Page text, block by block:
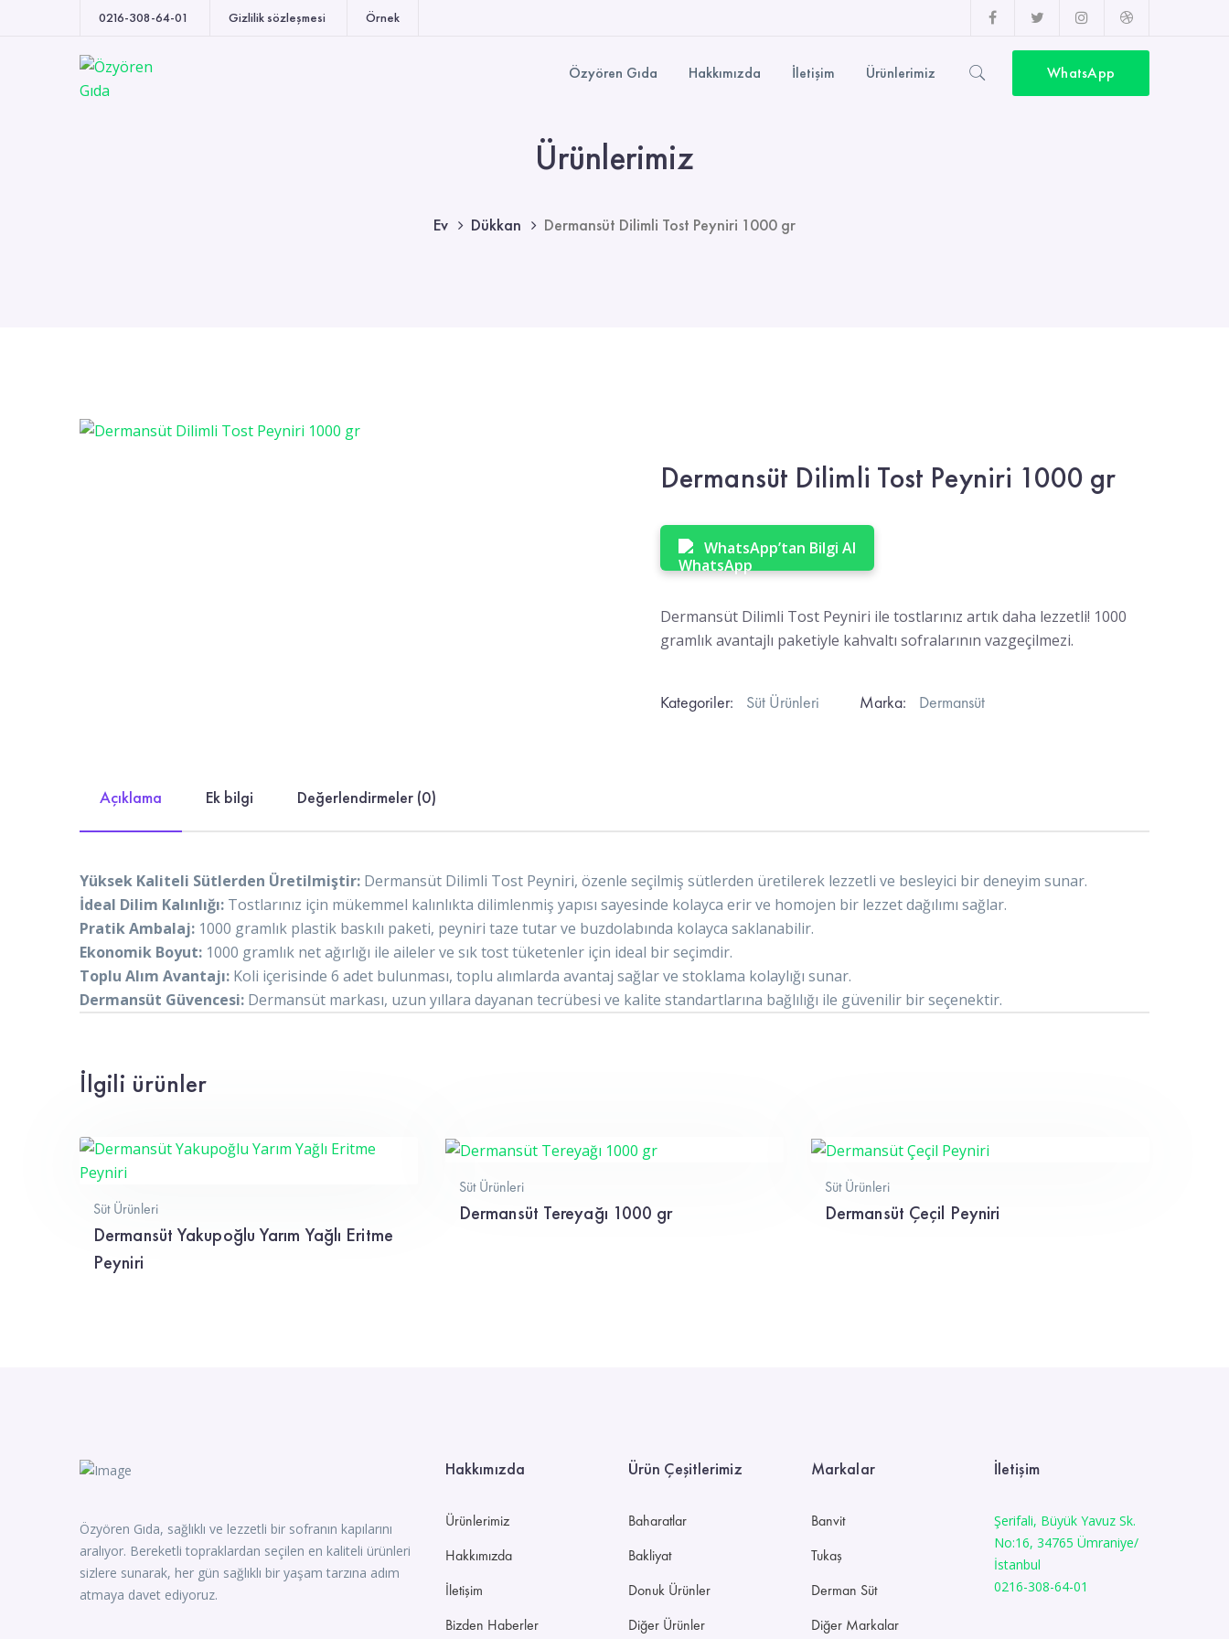
0216-308-64-01 Gizlilik sözleşmesi Örnek
Facebook
Profil
Twitter
Profil
Instagram
Profil
Top
sürme
WhatsApp
Özyören Gıda Hakkımızda İletişim Ürünlerimiz
Ürünlerimiz
Ev Dükkan Dermansüt Dilimli Tost Peyniri 1000 gr
Dermansüt Dilimli Tost Peyniri 1000 gr
WhatsApp’tan Bilgi Al
Dermansüt Dilimli Tost Peyniri ile tostlarınız artık daha lezzetli! 1000
gramlık avantajlı paketiyle kahvaltı sofralarının vazgeçilmezi.
Kategoriler: Süt Ürünleri Marka: Dermansüt
Açıklama Ek bilgi Değerlendirmeler (0)
Yüksek Kaliteli Sütlerden Üretilmiştir: Dermansüt Dilimli Tost Peyniri, özenle seçilmiş sütlerden üretilerek lezzetli ve besleyici bir deneyim sunar.
İdeal Dilim Kalınlığı: Tostlarınız için mükemmel kalınlıkta dilimlenmiş yapısı sayesinde kolayca erir ve homojen bir lezzet dağılımı sağlar.
Pratik Ambalaj: 1000 gramlık plastik baskılı paketi, peyniri taze tutar ve buzdolabında kolayca saklanabilir.
Ekonomik Boyut: 1000 gramlık net ağırlığı ile aileler ve sık tost tüketenler için ideal bir seçimdir.
Toplu Alım Avantajı: Koli içerisinde 6 adet bulunması, toplu alımlarda avantaj sağlar ve stoklama kolaylığı sunar.
Dermansüt Güvencesi: Dermansüt markası, uzun yıllara dayanan tecrübesi ve kalite standartlarına bağlılığı ile güvenilir bir seçenektir.
İlgili ürünler
Süt Ürünleri
Dermansüt Yakupoğlu Yarım Yağlı Eritme
Peyniri
Süt Ürünleri
Dermansüt Tereyağı 1000 gr
Süt Ürünleri
Dermansüt Çeçil Peyniri
Özyören Gıda, sağlıklı ve lezzetli bir sofranın kapılarını
aralıyor. Bereketli topraklardan seçilen en kaliteli ürünleri
sizlere sunarak, her gün sağlıklı bir yaşam tarzına adım
atmaya davet ediyoruz.
Hakkımızda
Ürünlerimiz
Hakkımızda
İletişim
Bizden Haberler
Ürün Çeşitlerimiz
Baharatlar
Bakliyat
Donuk Ürünler
Diğer Ürünler
Markalar
Banvit
Tukaş
Derman Süt
Diğer Markalar
İletişim
Şerifali, Büyük Yavuz Sk.
No:16, 34765 Ümraniye/
İstanbul
0216-308-64-01